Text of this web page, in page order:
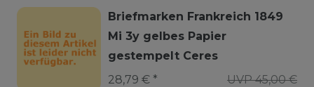
Briefmarken Frankreich 1849
Mi 3y gelbes Papier
gestempelt Ceres
UVP 45,00 €
28,79 € *